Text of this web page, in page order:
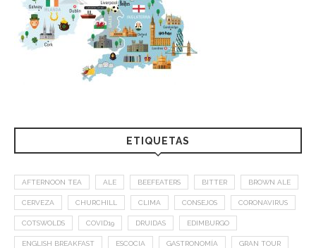
ETIQUETAS
AFTERNOON TEA ALE BEEFEATERS BITTER BROWN ALE
CERVEZA CHURCHILL CLIMA CONSEJOS CORONAVIRUS
COTSWOLDS COVID19 DRUIDAS EDIMBURGO
ENGLISH BREAKFAST ESCOCIA GASTRONOMÍA GRAN TOUR